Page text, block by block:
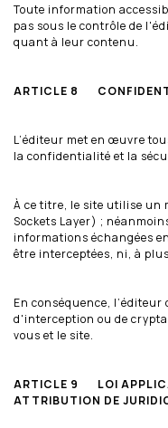
Toute information
pas sous le contrôle de
quant à leur contenu.
ARTICLE 8
L’éditeur met en œuvre
la confidentialité et la
À ce titre, le site utilise un
Sockets Layer) ;
informations échangées
être interceptées, ni, à
En conséquence,
d'interception ou de
vous et le site.
ARTICLE 9 LOI
ATTRIBUTION DE